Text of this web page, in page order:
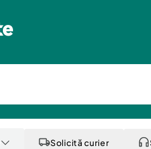
Solicită curier